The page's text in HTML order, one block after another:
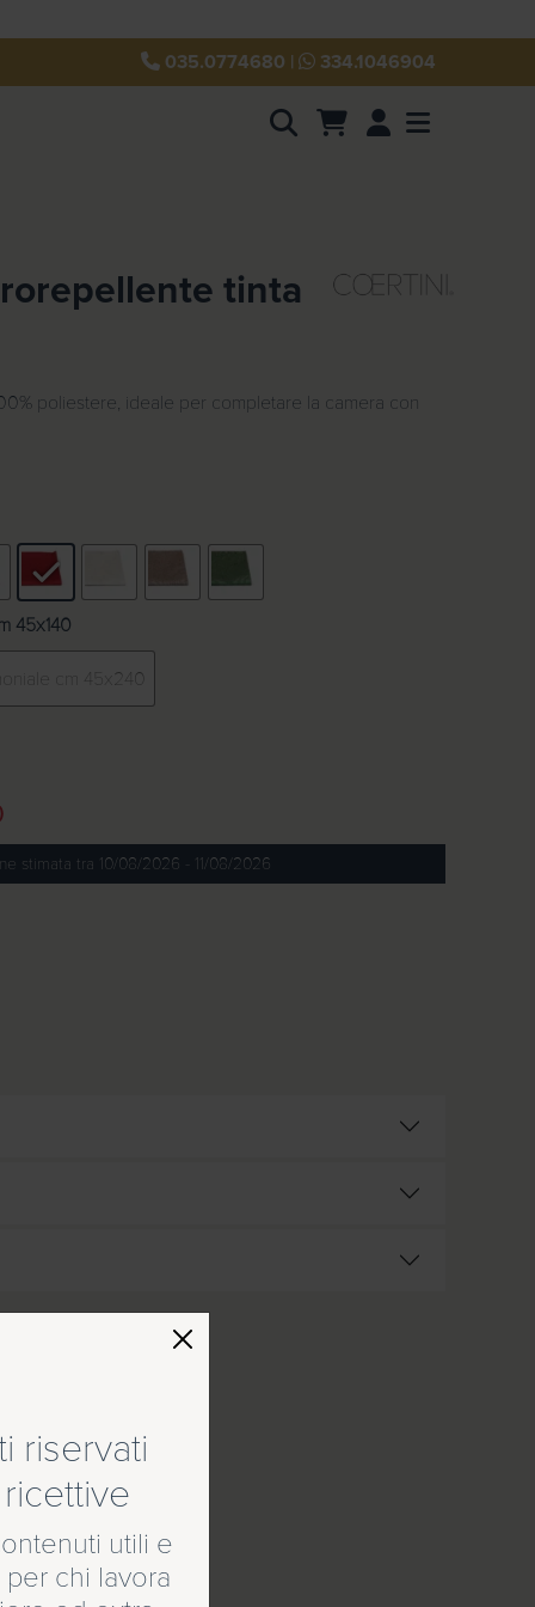
035.0774680 | 334.1046904
AccountMenu
riservati
utili e
chi lavora
tinta
poliestere, ideale per completare la camera con
45x140
cm 45x240
stimata tra 10/08/2026 - 11/08/2026
Aida quantità
100